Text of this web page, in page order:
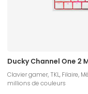
Ducky Channel One 2
Clavier gamer, TKL, Filaire,
millions de couleurs